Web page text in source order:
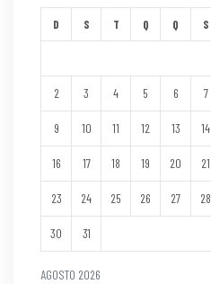
AGOSTO 2026
D S T Q Q S
2 3 4 5 6 7
9 10 11 12 13 14
16 17 18 19 20 21
23 24 25 26 27 28
30 31